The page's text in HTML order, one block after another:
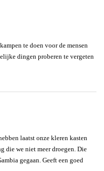
te doen voor de mensen
dingen proberen te vergeten
laatst onze kleren kasten
die we niet meer droegen. Die
gegaan. Geeft een goed